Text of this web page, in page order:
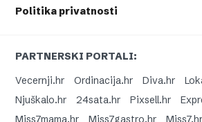
Politika privatnosti
PARTNERSKI PORTALI:
Vecernji.hr
Ordinacija.hr Diva.hr
Njuškalo.hr
24sata.hr Pixsell.hr
Miss7mama.hr
Miss7gastro.hr Miss7.hr